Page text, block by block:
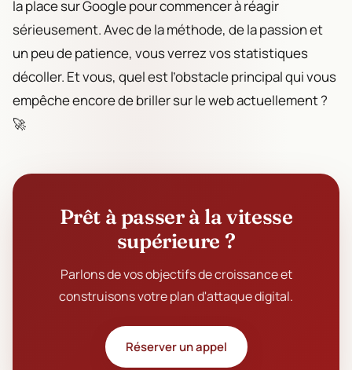
la place sur Google pour commencer à réagir
sérieusement. Avec de la méthode, de la passion et
un peu de patience, vous verrez vos statistiques
décoller. Et vous, quel est l’obstacle principal qui vous
empêche encore de briller sur le web actuellement ?
🚀
Prêt à passer à la vitesse
supérieure ?
Parlons de vos objectifs de croissance et
construisons votre plan d'attaque digital.
Réserver un appel